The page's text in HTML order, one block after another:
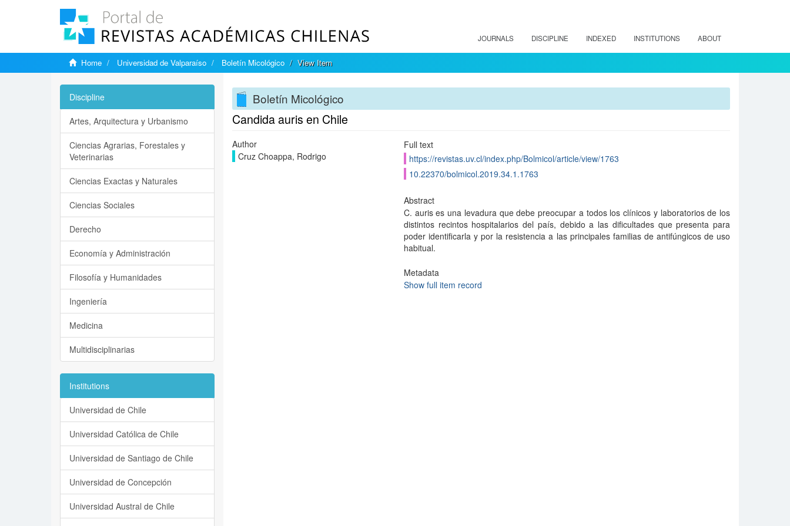
JOURNALS DISCIPLINE INDEXED INSTITUTIONS ABOUT
Home Universidad de Valparaíso Boletín Micológico View Item
Boletín Micológico
Candida auris en Chile
Author
Cruz Choappa, Rodrigo
Full text
https://revistas.uv.cl/index.php/Bolmicol/article/view/1763
10.22370/bolmicol.2019.34.1.1763
Abstract
C. auris es una levadura que debe preocupar a todos los clínicos y laboratorios de los
distintos recintos hospitalarios del país, debido a las dificultades que presenta para
poder identificarla y por la resistencia a las principales familias de antifúngicos de uso
habitual.
Metadata
Show full item record
Discipline
Artes, Arquitectura y Urbanismo
Ciencias Agrarias, Forestales y
Veterinarias
Ciencias Exactas y Naturales
Ciencias Sociales
Derecho
Economía y Administración
Filosofía y Humanidades
Ingeniería
Medicina
Multidisciplinarias
Institutions
Universidad de Chile
Universidad Católica de Chile
Universidad de Santiago de Chile
Universidad de Concepción
Universidad Austral de Chile